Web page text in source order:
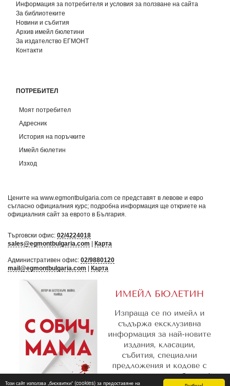
Този сайт използва „бисквитки“ (cookies) за предоставяне на
Информация за потребителя и условия за ползване на сайта
За библиотеките
Новини и събития
Архив имейл бюлетини
За издателство ЕГМОНТ
Контакти
ПОТРЕБИТЕЛ
Моят потребител
Адресник
История на поръчките
Имейл бюлетин
Изход
Цените на www.egmontbulgaria.com се представят в левове и евро
съгласно официалния курс; подробна информация ще откриете на
официалния сайт за еврото в България
Търговски офис: 02/4224018
sales@egmontbulgaria.com
Карта
Административен офис: 02/9880120
mail@egmontbulgaria.com
Карта